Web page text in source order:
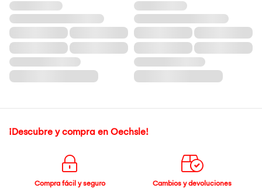
¡Descubre y compra en Oechsle!
Compra fácil y seguro
Cambios y devoluciones